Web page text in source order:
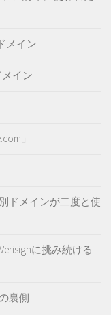
メイン
イン
」
ドメインが二度と使
に挑み続ける
裏側